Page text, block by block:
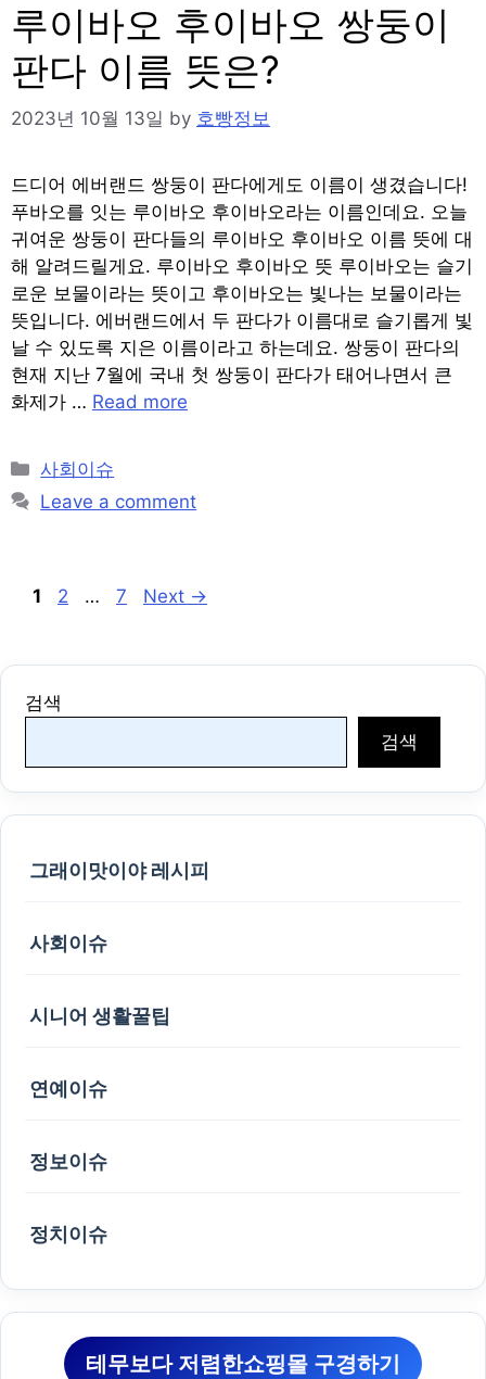
루이바오 후이바오 쌍둥이
판다 이름 뜻은?
2023년 10월 13일 by 호빵정보
드디어 에버랜드 쌍둥이 판다에게도 이름이 생겼습니다!
푸바오를 잇는 루이바오 후이바오라는 이름인데요. 오늘
귀여운 쌍둥이 판다들의 루이바오 후이바오 이름 뜻에 대
해 알려드릴게요. 루이바오 후이바오 뜻 루이바오는 슬기
로운 보물이라는 뜻이고 후이바오는 빛나는 보물이라는
뜻입니다. 에버랜드에서 두 판다가 이름대로 슬기롭게 빛
날 수 있도록 지은 이름이라고 하는데요. 쌍둥이 판다의
현재 지난 7월에 국내 첫 쌍둥이 판다가 태어나면서 큰
화제가 … Read more
Categories
사회이슈
Leave a comment
Post
Page
1 Page
2 … Page
7 Next →
검색
검색
그래이맛이야 레시피
사회이슈
시니어 생활꿀팁
연예이슈
정보이슈
정치이슈
테무보다 저렴한쇼핑몰 구경하기